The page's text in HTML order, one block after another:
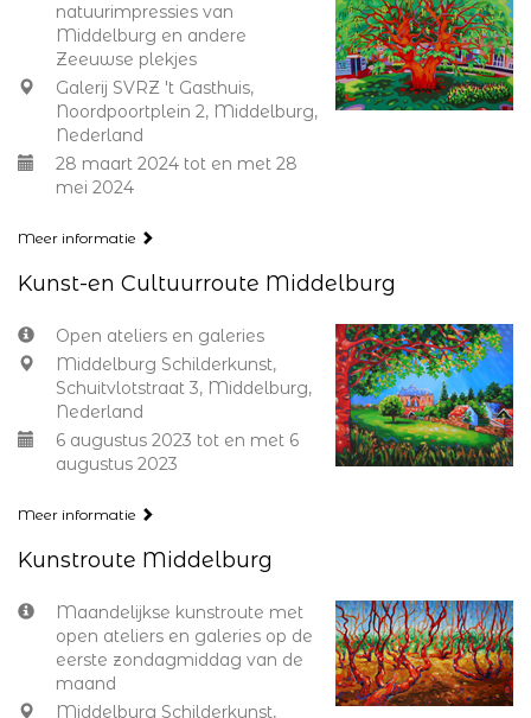
natuurimpressies van
Middelburg en andere
Zeeuwse plekjes
Galerij SVRZ 't Gasthuis,
Noordpoortplein 2, Middelburg,
Nederland
28 maart 2024 tot en met 28
mei 2024
Meer informatie
Kunst-en Cultuurroute Middelburg
Open ateliers en galeries
Middelburg Schilderkunst,
Schuitvlotstraat 3, Middelburg,
Nederland
6 augustus 2023 tot en met 6
augustus 2023
Meer informatie
Kunstroute Middelburg
Maandelijkse kunstroute met
open ateliers en galeries op de
eerste zondagmiddag van de
maand
Middelburg Schilderkunst,